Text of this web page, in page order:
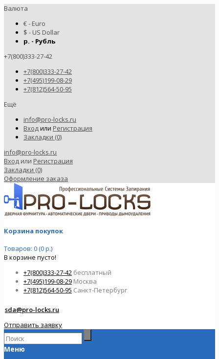
Валюта
€ - Euro
$ - US Dollar
р. - Рубль
+7(800)333-27-42
+7(800)333-27-42
+7(495)199-08-29
+7(812)564-50-95
Ещё
info@pro-locks.ru
Входили Регистрация
Закладки (0)
info@pro-locks.ru
Вход или Регистрация
Закладки (0)
Оформление заказа
Корзина покупок
Товаров: 0 (0 р.)
В корзине пусто!
+7(800)333-27-42 бесплатный
+7(495)199-08-29 Москва
+7(812)564-50-95 Санкт-Петербург
sda@pro-locks.ru
Отправить заявку
Меню